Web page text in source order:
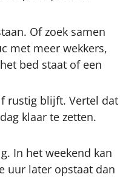
Of zoek samen
met meer wekkers,
bed staat of een
rustig blijft. Vertel dat
klaar te zetten.
In het weekend kan
uur later opstaat dan